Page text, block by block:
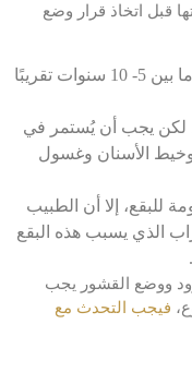
قبل اتخاذ قرار وضع
القشور عادةً ما تبقى على الأسنان ما بين 5- 10 سنوات تقريبًا
لكن يجب أن يُستمر في
وخيط الأسنان وغسول
للبقع، إلا أن الطبيب
الذي يسبب هذه البقع
ووضع القشور يجب
فيجب التحدث مع